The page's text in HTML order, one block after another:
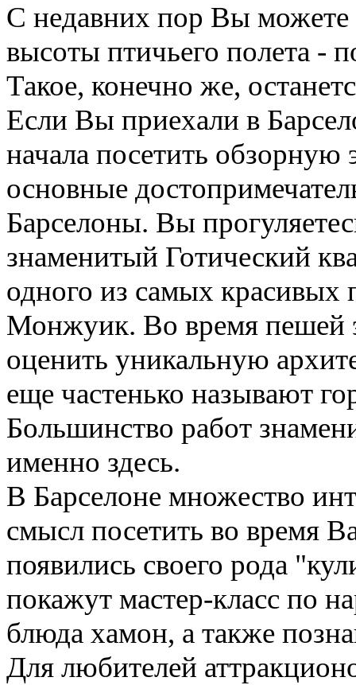
С недавних пор Вы можете
высоты птичьего полета -
Такое, конечно же,
Если Вы приехали в
начала посетить
основные
Барселоны. Вы
знаменитый Готический
одного из самых красивых
Монжуик. Во время пешей
оценить уникальную
еще частенько называют
Большинство работ
именно здесь.
В Барселоне множество
смысл посетить во время
появились своего рода
покажут мастер-класс по
блюда хамон, а также
Для любителей